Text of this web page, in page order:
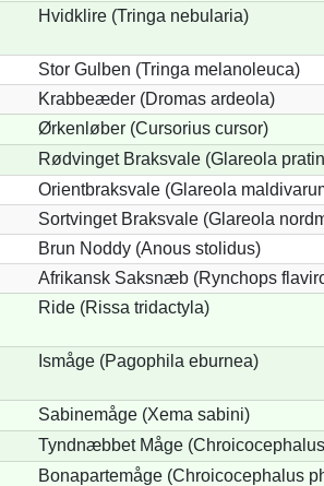
Hvidklire (Tringa nebularia)
Stor Gulben (Tringa melanoleuca)
Krabbeæder (Dromas ardeola)
Ørkenløber (Cursorius cursor)
Rødvinget Braksvale (Glareola
Orientbraksvale (Glareola
Sortvinget Braksvale (Glareola
Brun Noddy (Anous stolidus)
Afrikansk Saksnæb (Rynchops
Ride (Rissa tridactyla)
Ismåge (Pagophila eburnea)
Sabinemåge (Xema sabini)
Tyndnæbbet Måge
Bonapartemåge (Chroicocephalus